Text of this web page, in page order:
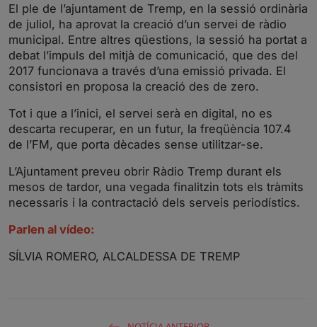
El ple de l’ajuntament de Tremp, en la sessió ordinària
de juliol, ha aprovat la creació d’un servei de ràdio
municipal. Entre altres qüestions, la sessió ha portat a
debat l’impuls del mitjà de comunicació, que des del
2017 funcionava a través d’una emissió privada. El
consistori en proposa la creació des de zero.
Tot i que a l’inici, el servei serà en digital, no es
descarta recuperar, en un futur, la freqüència 107.4
de l’FM, que porta dècades sense utilitzar-se.
L’Ajuntament preveu obrir Ràdio Tremp durant els
mesos de tardor, una vegada finalitzin tots els tràmits
necessaris i la contractació dels serveis periodístics.
Parlen al vídeo:
SÍLVIA ROMERO, ALCALDESSA DE TREMP